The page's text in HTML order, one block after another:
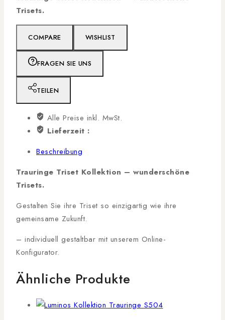
Trisets.
COMPARE WISHLIST
FRAGEN SIE UNS
TEILEN
Alle Preise inkl. MwSt.
Lieferzeit :
Beschreibung
Trauringe Triset Kollektion – wunderschöne
Trisets.
Gestalten Sie ihre Triset so einzigartig wie ihre
gemeinsame Zukunft.
– individuell gestaltbar mit unserem Online-
Konfigurator.
Ähnliche Produkte